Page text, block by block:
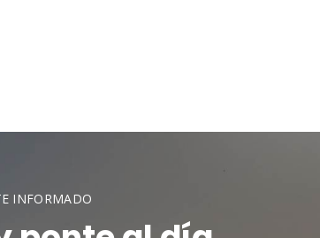
INFORMADO